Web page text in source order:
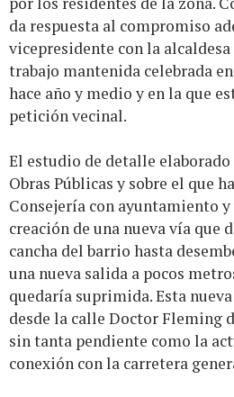
da respuesta al compromiso
vicepresidente con la
trabajo mantenida celebrada
hace año y medio y en la que
petición vecinal.
El estudio de detalle
Obras Públicas y sobre el que
Consejería con ayuntamiento
creación de una nueva vía que
cancha del barrio hasta
una nueva salida a pocos
quedaría suprimida. Esta
desde la calle Doctor Fleming
sin tanta pendiente como la
conexión con la carretera